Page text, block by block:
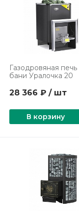
Газодровяная печь
бани Уралочка 20
28 366 ₽ / шт
В корзину